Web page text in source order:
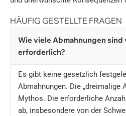
HÄUFIG GESTELLTE FRAGEN
Wie viele Abmahnungen
erforderlich?
Es gibt keine gesetzlich
Abmahnungen. Die „dreimalige
Mythos. Die erforderliche
ab, insbesondere von der